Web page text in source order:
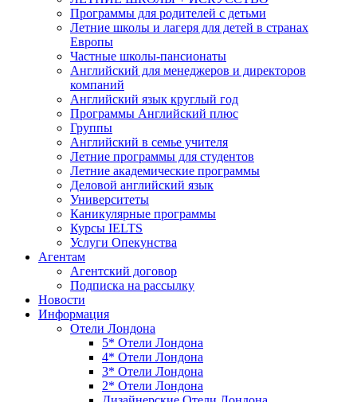
Программы для родителей с детьми
Летние школы и лагеря для детей в странах
Европы
Частные школы-пансионаты
Английский для менеджеров и директоров
компаний
Английский язык круглый год
Программы Английский плюс
Группы
Английский в семье учителя
Летние программы для студентов
Летние академические программы
Деловой английский язык
Университеты
Каникулярные программы
Курсы IELTS
Услуги Опекунства
Агентам
Агентский договор
Подписка на рассылку
Новости
Информация
Отели Лондона
5* Отели Лондона
4* Отели Лондона
3* Отели Лондона
2* Отели Лондона